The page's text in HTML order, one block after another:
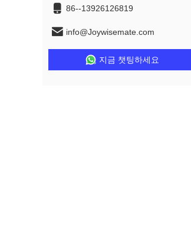
86--13926126819
info@Joywisemate.com
지금 챗팅하세요